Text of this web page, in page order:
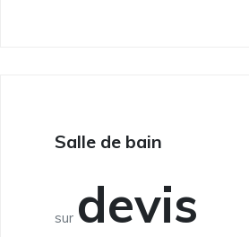
Salle de bain
sur devis